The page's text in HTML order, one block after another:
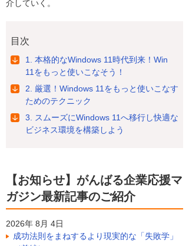
介していく。
目次
1. 本格的なWindows 11時代到来！Win
11をもっと使いこなそう！
2. 厳選！Windows 11をもっと使いこなす
ためのテクニック
3. スムーズにWindows 11へ移行し快適な
ビジネス環境を構築しよう
【お知らせ】がんばる企業応援マ
ガジン最新記事のご紹介
2026年 8月 4日
成功法則をまねするより現実的な「失敗学」